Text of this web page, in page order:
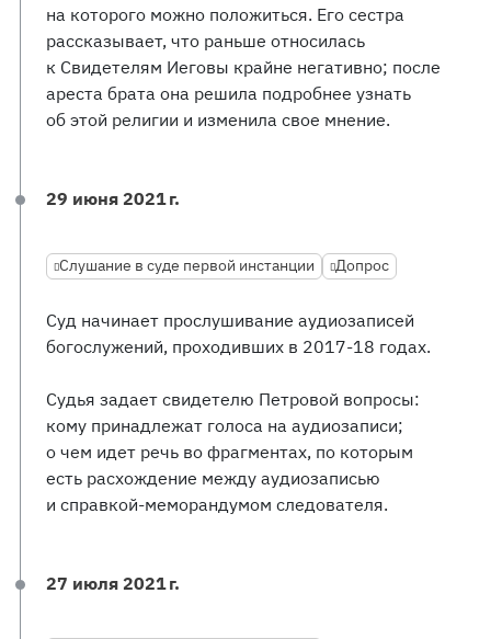
на которого можно положиться. Его сестра
рассказывает, что раньше относилась
к Свидетелям Иеговы крайне негативно; после
ареста брата она решила подробнее узнать
об этой религии и изменила свое мнение.
29 июня 2021 г.
Слушание в суде первой инстанции Допрос
Суд начинает прослушивание аудиозаписей
богослужений, проходивших в 2017-18 годах.
Судья задает свидетелю Петровой вопросы:
кому принадлежат голоса на аудиозаписи;
о чем идет речь во фрагментах, по которым
есть расхождение между аудиозаписью
и справкой-меморандумом следователя.
27 июля 2021 г.